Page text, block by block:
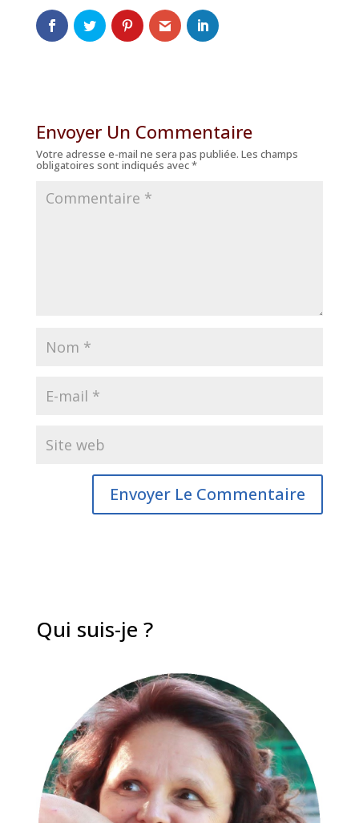
Envoyer Un Commentaire
Votre adresse e-mail ne sera pas publiée. Les champs
obligatoires sont indiqués avec*
Qui suis-je ?